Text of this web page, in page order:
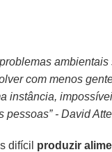
ambientais
com menos
instância,
pessoas” - David
difícil produzir